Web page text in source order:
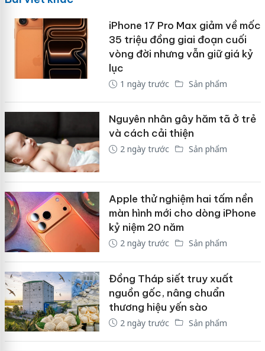
iPhone 17 Pro Max giảm về mốc
35 triệu đồng giai đoạn cuối
vòng đời nhưng vẫn giữ giá kỷ
lục
1 ngày trước Sản phẩm
Nguyên nhân gây hăm tã ở trẻ
và cách cải thiện
2 ngày trước Sản phẩm
Apple thử nghiệm hai tấm nền
màn hình mới cho dòng iPhone
kỷ niệm 20 năm
2 ngày trước Sản phẩm
Đồng Tháp siết truy xuất
nguồn gốc, nâng chuẩn
thương hiệu yến sào
2 ngày trước Sản phẩm